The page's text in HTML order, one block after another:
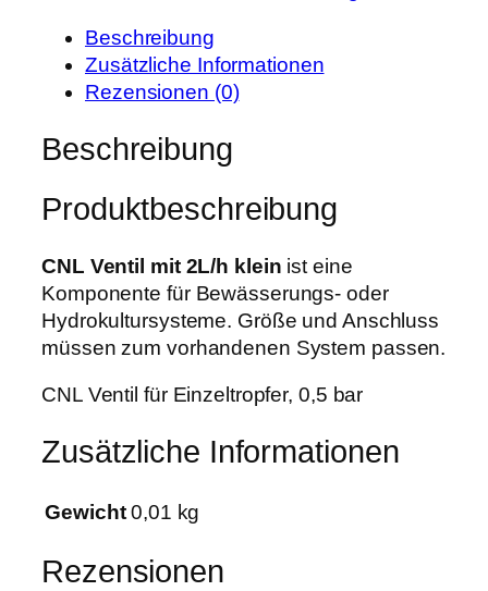
e
r
P
e
s
w
r
:
0
,
9
€
i
s
i
t
0
,
6
9
€
m
L
/
h
k
e
n
e
g
Beschreibung
Zusätzliche Informationen
Rezensionen (0)
Beschreibung
Produktbeschreibung
CNL Ventil mit 2L/h klein ist eine
Komponente für Bewässerungs- oder
Hydrokultursysteme. Größe und Anschluss
müssen zum vorhandenen System passen.
CNL Ventil für Einzeltropfer, 0,5 bar
Zusätzliche Informationen
Gewicht 0,01 kg
Rezensionen